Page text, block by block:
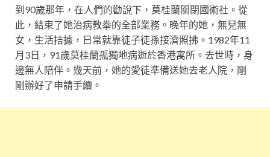
到90歲那年，在人們的勸說下，莫桂蘭關閉國術社。從
此，結束了她治病教拳的全部業務。晚年的她，無兒無
女，生活拮據，日常就靠徒子徒孫接濟照拂。1982年11
月3日，91歲莫桂蘭孤獨地病逝於香港寓所。去世時，身
邊無人陪伴。幾天前，她的愛徒準備送她去老人院，剛
剛辦好了申請手續。